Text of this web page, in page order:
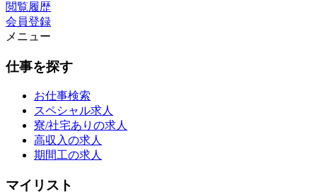
閲覧履歴
会員登録
メニュー
仕事を探す
お仕事検索
スペシャル求人
寮/社宅ありの求人
高収入の求人
期間工の求人
マイリスト